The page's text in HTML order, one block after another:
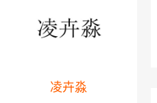
凌卉淼